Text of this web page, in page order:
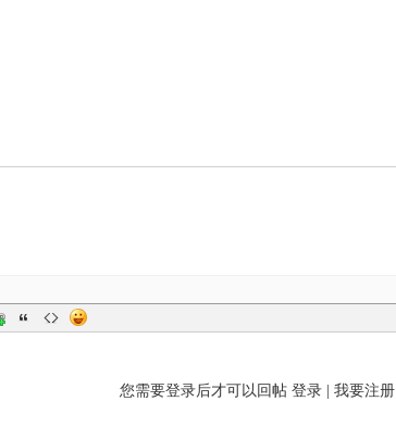
您需要登录后才可以回帖 登录| 我要注册